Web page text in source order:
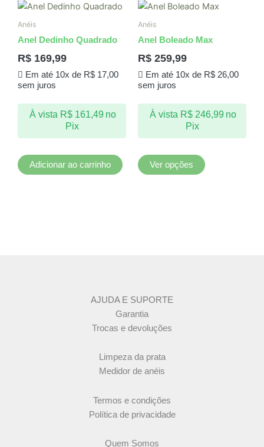
Anéis
Anel Dedinho Quadrado
R$ 169,99
Em até 10x de R$17,00
sem juros
À vista R$161,49 no
Pix
Adicionar ao carrinho
Anéis
Anel Boleado Max
R$ 259,99
Em até 10x de R$26,00
sem juros
À vista R$246,99 no
Pix
Ver opções
Este
As
podem
ser
página
AJUDA E SUPORTE
Garantia
Trocas e devoluções
Limpeza da prata
Medidor de anéis
Termos e condições
Política de privacidade
Quem Somos